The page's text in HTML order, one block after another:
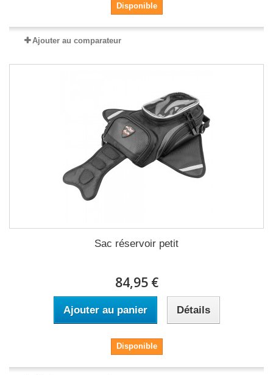
Disponible
Ajouter au comparateur
Sac réservoir petit
84,95 €
Ajouter au panier Détails
Disponible